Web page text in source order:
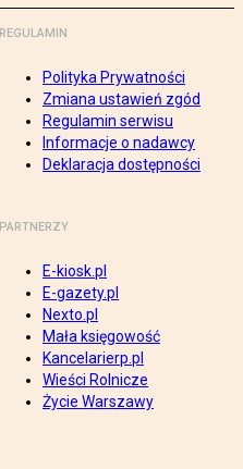
REGULAMIN
Polityka Prywatności
Zmiana ustawień zgód
Regulamin serwisu
Informacje o nadawcy
Deklaracja dostępności
PARTNERZY
E-kiosk.pl
E-gazety.pl
Nexto.pl
Mała księgowość
Kancelarierp.pl
Wieści Rolnicze
Życie Warszawy